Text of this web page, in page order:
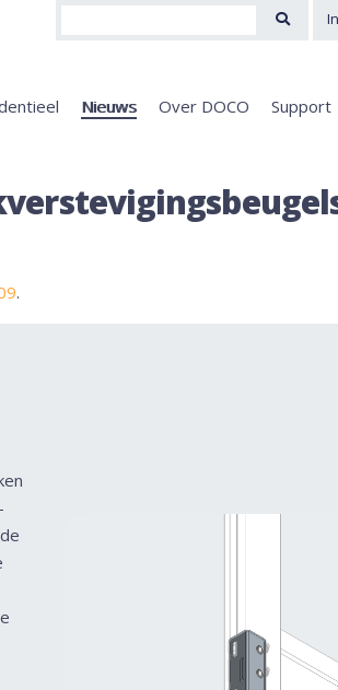
Nieuws Over DOCO Support
.